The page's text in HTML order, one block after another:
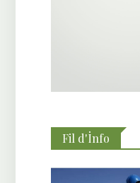
Fil d'İnfo